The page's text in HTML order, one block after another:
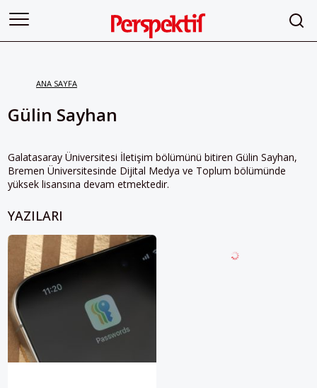
ANA SAYFA
Gülin Sayhan
Galatasaray Üniversitesi İletişim bölümünü bitiren Gülin Sayhan,
Bremen Üniversitesinde Dijital Medya ve Toplum bölümünde
yüksek lisansına devam etmektedir.
YAZILARI